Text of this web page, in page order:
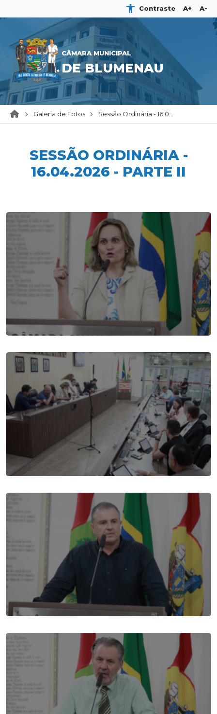
Contraste A+ A-
CÂMARA MUNICIPAL
DE BLUMENAU
Galeria de Fotos Sessão Ordinária - 16.0...
SESSÃO ORDINÁRIA -
16.04.2026 - PARTE II